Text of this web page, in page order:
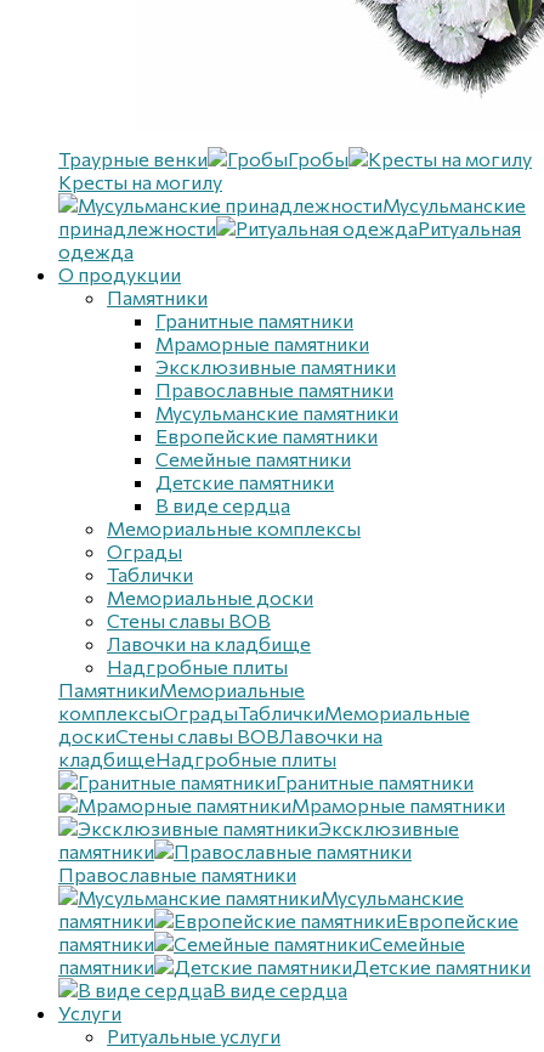
Траурные венки
Гробы
Кресты на могилу
Мусульманские
принадлежности
Ритуальная
одежда
О продукции
Памятники
Гранитные памятники
Мраморные памятники
Эксклюзивные памятники
Православные памятники
Мусульманские памятники
Европейские памятники
Семейные памятники
Детские памятники
В виде сердца
Мемориальные комплексы
Ограды
Таблички
Мемориальные доски
Стены славы ВОВ
Лавочки на кладбище
Надгробные плиты
ПамятникиМемориальные
комплексыОградыТабличкиМемориальные
доскиСтены славы ВОВЛавочки на
кладбищеНадгробные плиты
Гранитные памятники
Мраморные памятники
Эксклюзивные
памятники
Православные памятники
Мусульманские
памятники
Европейские
памятники
Семейные
памятники
Детские памятники
В виде сердца
Услуги
Ритуальные услуги